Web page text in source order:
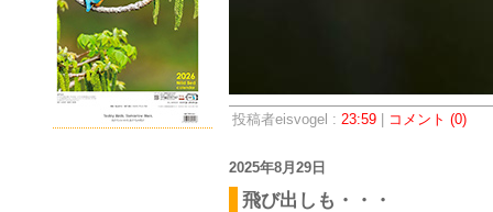
投稿者eisvogel : 23:59| コメント (0)
2025年8月29日
飛び出しも・・・